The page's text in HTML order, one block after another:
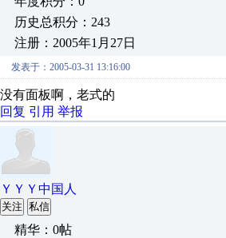
历史总积分：243
注册：2005年1月27日
发表于：2005-03-31 13:16:00
没有面板啊，老式的
回复 引用 举报
ＹＹＹ中国人
关注 私信
精华：0帖